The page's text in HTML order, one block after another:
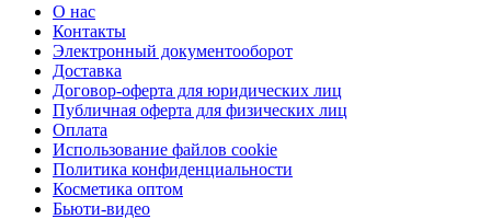
О нас
Контакты
Электронный документооборот
Доставка
Договор-оферта для юридических лиц
Публичная оферта для физических лиц
Оплата
Использование файлов cookie
Политика конфиденциальности
Косметика оптом
Бьюти-видео